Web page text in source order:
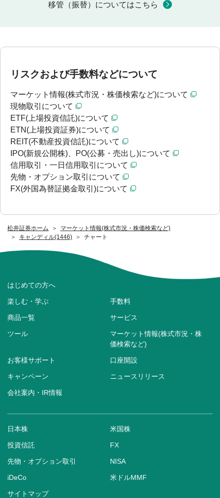
松井証券ホーム
マーケット情報(株式市況・株価検索など)
キャンディル(1446)
チャート
移管（振替）についてはこちら
リスクおよび手数料などについて
マーケット情報(株式市況・株価検索など)について
現物取引について
ETF(上場投資信託)について
ETN(上場投資証券)について
REIT(不動産投資信託)について
IPO(新規公開株)、PO(公募・売出し)について
信用取引・一日信用取引について
先物・オプション取引について
FX(外国為替証拠金取引)について
はじめての方へ
楽しむ・学ぶ 手数料
商品一覧 サービス
ツール
マーケット情報(株式市況・株
価検索など)
お客様サポート 口座開設
キャンペーン ニュースリリース
会社案内・IR情報
日本株 米国株
投資信託 FX
先物・オプション取引 NISA
iDeCo 米ドルMMF
サイトマップ